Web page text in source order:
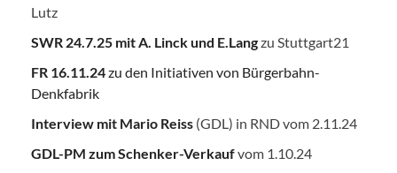
Lutz
SWR 24.7.25 mit A. Linck und E.Langzu Stuttgart21
FR 16.11.24zu den Initiativen von Bürgerbahn-
Denkfabrik
Interview mit Mario Reiss (GDL) in RND vom 2.11.24
GDL-PM zum Schenker-Verkaufvom 1.10.24